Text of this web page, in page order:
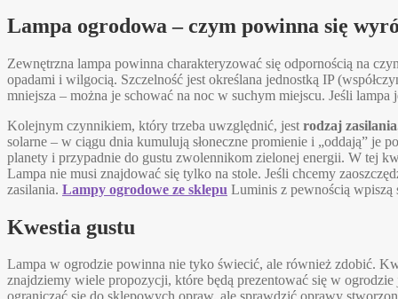
Lampa ogrodowa – czym powinna się
Zewnętrzna lampa powinna charakteryzować się odpornością na
opadami i wilgocią. Szczelność jest określana jednostką IP
mniejsza – można je schować na noc w suchym miejscu. Jeśli lampa
Kolejnym czynnikiem, który trzeba uwzględnić, jest rodzaj
solarne – w ciągu dnia kumulują słoneczne promienie i „oddają” je
planety i przypadnie do gustu zwolennikom zielonej energii. W tej
Lampa nie musi znajdować się tylko na stole. Jeśli chcemy
zasilania. Lampy ogrodowe ze sklepu Luminis z pewnością wpiszą
Kwestia gustu
Lampa w ogrodzie powinna nie tyko świecić, ale również zdobić.
znajdziemy wiele propozycji, które będą prezentować się w